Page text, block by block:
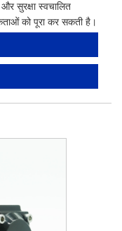
सुरक्षा स्वचालित
को पूरा कर सकती है।